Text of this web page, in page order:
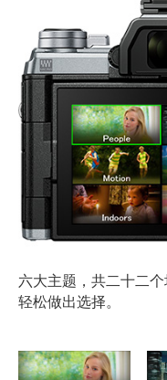
六大主题，共二十二
轻松做出选择。